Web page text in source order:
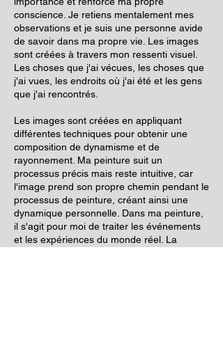
conscience. Je retiens mentalement mes
observations et je suis une personne avide
de savoir dans ma propre vie. Les images
sont créées à travers mon ressenti visuel.
Les choses que j'ai vécues, les choses que
j'ai vues, les endroits où j'ai été et les gens
que j'ai rencontrés.
Les images sont créées en appliquant
différentes techniques pour obtenir une
composition de dynamisme et de
rayonnement. Ma peinture suit un
processus précis mais reste intuitive, car
l'image prend son propre chemin pendant le
processus de peinture, créant ainsi une
dynamique personnelle. Dans ma peinture,
il s'agit pour moi de traiter les événements
et les expériences du monde réel. La